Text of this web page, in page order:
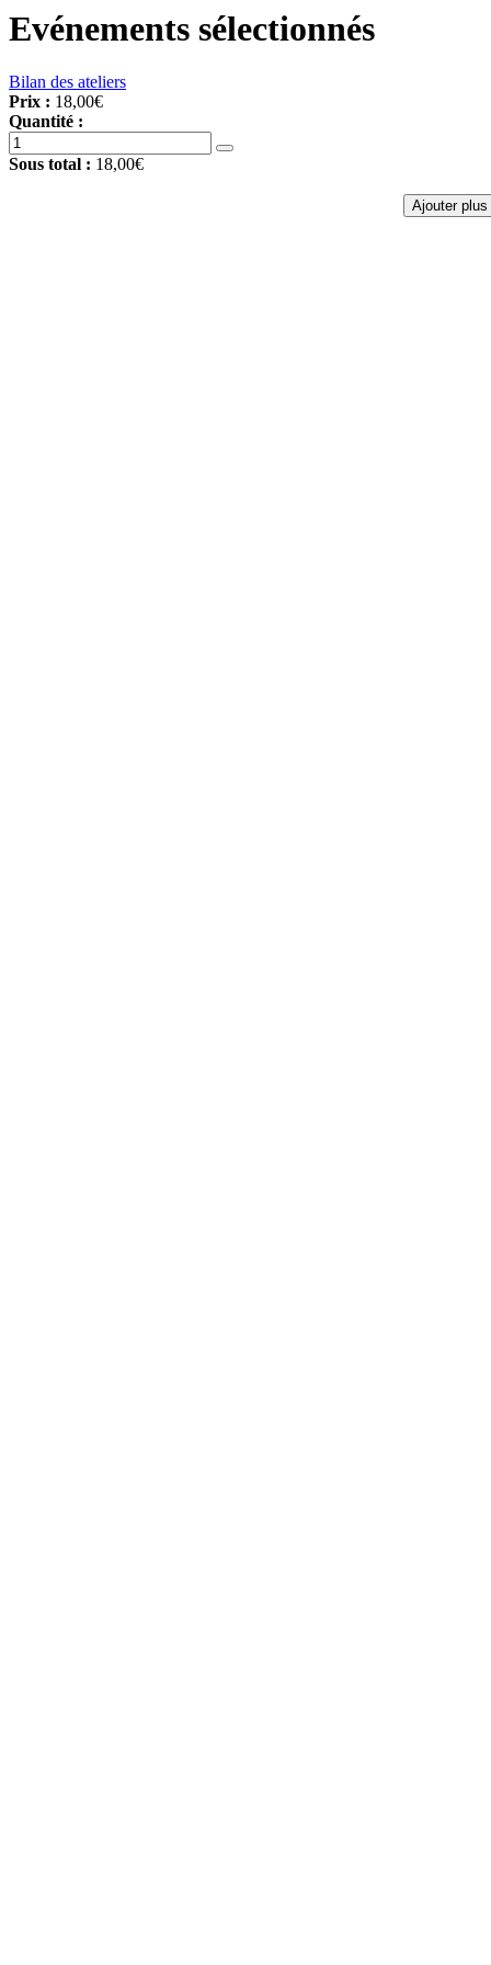
Evénements sélectionnés
Bilan des ateliers
Prix : 18,00€
Quantité :
Sous total : 18,00€
Ajouter